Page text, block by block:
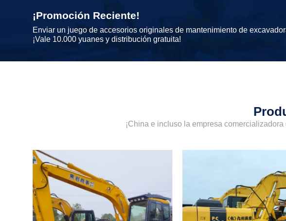
¡Promoción Reciente!
Enviar un juego de accesorios originales de mantenimiento de
¡Vale 10.000 yuanes y distribución gratuita!
¡China e incluso la empresa